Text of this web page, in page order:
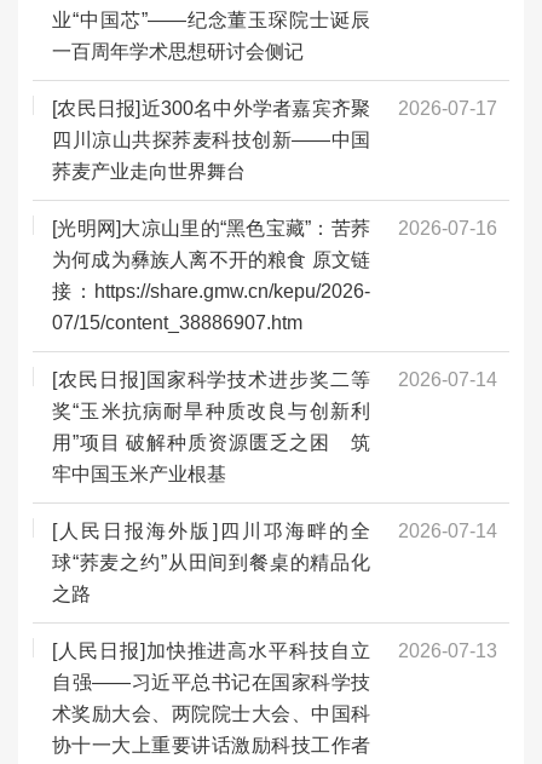
业“中国芯”——纪念董玉琛院士诞辰
一百周年学术思想研讨会侧记
[农民日报]近300名中外学者嘉宾齐聚
四川凉山共探荞麦科技创新——中国
荞麦产业走向世界舞台
2026-07-17
[光明网]大凉山里的“黑色宝藏”：苦荞
为何成为彝族人离不开的粮食 原文链
接：https://share.gmw.cn/kepu/2026-
07/15/content_38886907.htm
2026-07-16
[农民日报]国家科学技术进步奖二等
奖“玉米抗病耐旱种质改良与创新利
用”项目 破解种质资源匮乏之困 筑
牢中国玉米产业根基
2026-07-14
[人民日报海外版]四川邛海畔的全
球“荞麦之约”从田间到餐桌的精品化
之路
2026-07-14
[人民日报]加快推进高水平科技自立
自强——习近平总书记在国家科学技
术奖励大会、两院院士大会、中国科
协十一大上重要讲话激励科技工作者
2026-07-13